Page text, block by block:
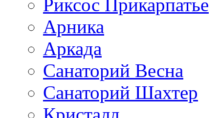
Риксос Прикарпатье
Арника
Аркада
Cанаторий Весна
Санаторий Шахтер